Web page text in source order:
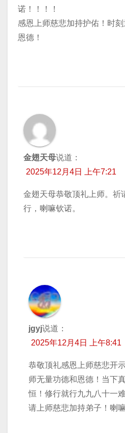
诺！！！！
感恩上师慈悲加持护佑！时
恩德！
金翅天母说道：
2025年12月4日 上午7:21
金翅天母恭敬顶礼上师。祈
行，喇嘛钦诺。
jgyj说道：
2025年12月4日 上午8:41
恭敬顶礼感恩上师慈悲开
师无量功德和恩德！当下
恒！修行就行九九八十一
请上师慈悲加持弟子！喇